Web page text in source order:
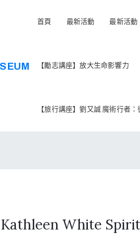
首頁 最新活動 最新活動
【勵志講座】放大生命影響力
【旅行講座】劉又誠 魔術行者
Kathleen White